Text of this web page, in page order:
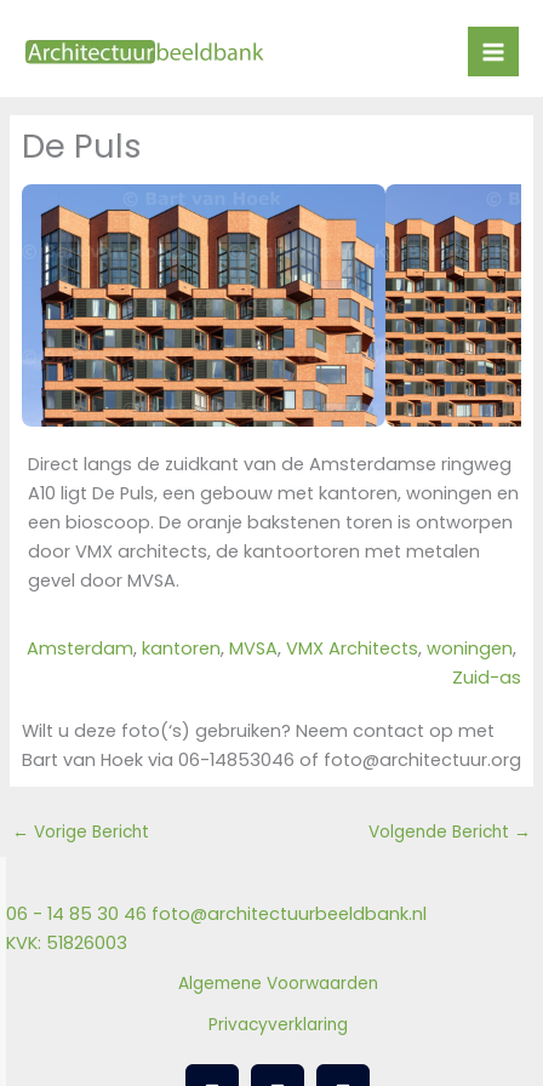
naar
De Puls
Direct langs de zuidkant van de Amsterdamse ringweg
A10 ligt De Puls, een gebouw met kantoren, woningen en
een bioscoop. De oranje bakstenen toren is ontworpen
door VMX architects, de kantoortoren met metalen
gevel door MVSA.
Amsterdam, kantoren, MVSA, VMX Architects, woningen
Zuid-as
Wilt u deze foto(‘s) gebruiken? Neem contact op met
Bart van Hoek via 06-14853046 of foto@architectuur.org
← Vorige Bericht Volgende Bericht →
06 - 14 85 30 46 foto@architectuurbeeldbank.nl
KVK: 51826003
Algemene Voorwaarden
Privacyverklaring